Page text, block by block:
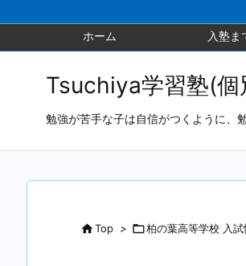
ホーム 入塾ま
Tsuchiya学習塾(個
勉強が苦手な子は自信がつくように、
Top > 柏の葉高等学校 入試